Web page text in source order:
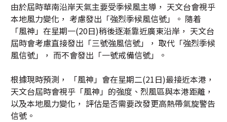
由於屆時華南沿岸天氣主要受季候風主導， 天文台會視乎
本地風力變化， 考慮發出「強烈季候風信號」。 隨着
「風神」在星期一(20日)稍後逐漸靠近廣東沿岸， 天文台
屆時會考慮直接發出「三號強風信號」， 取代「強烈季候
風信號」， 而不會發出「一號戒備信號」。
根據現時預測， 「風神」會在星期二(21日)最接近本港，
天文台屆時會視乎「風神」的強度、烈風區與本港距離，
以及本地風力變化， 評估是否需要改發更高熱帶氣旋警告
信號。